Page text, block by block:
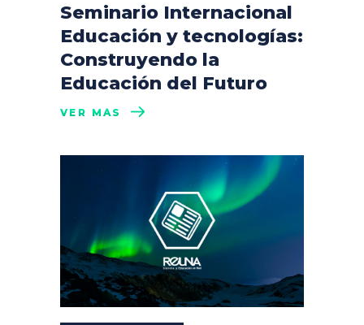
Seminario Internacional
Educación y tecnologías:
Construyendo la
Educación del Futuro
VER MÁS